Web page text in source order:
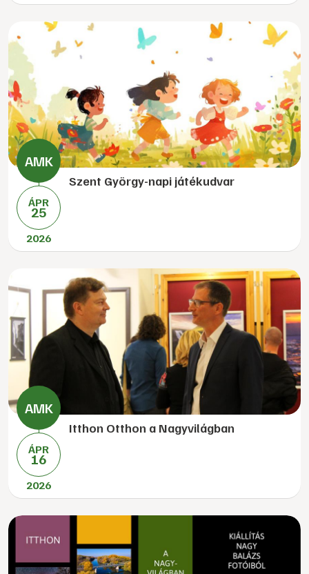
ÁPR
25
2026
Szent György-napi játékudvar
ÁPR
16
2026
Itthon Otthon a Nagyvilágban